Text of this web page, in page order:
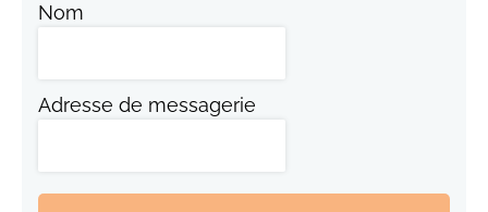
Nom
Adresse de messagerie